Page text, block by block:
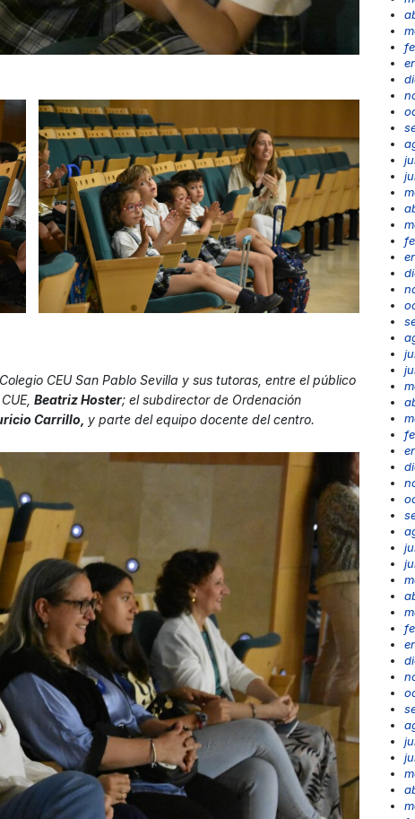
CEU San Pablo Sevilla y sus tutoras, entre el público
Beatriz Hoster; el subdirector de Ordenación
Carrillo, y parte del equipo docente del centro.